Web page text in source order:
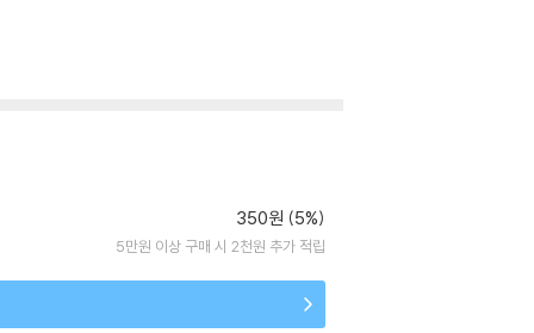
350원 (5%)
5만원 이상 구매 시 2천원 추가 적립